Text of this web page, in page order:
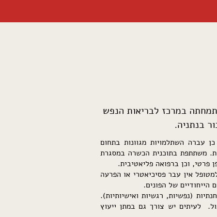
במרכז לבריאות הנפש
בנתניה.
עברה השתלמויות מגוונות בתחום
משתתפת בתוכנית הכשרה במסגרת
פרטי, וכן ברפואה פליאטיבית.
אין עבר פסיכיאטרי או הפרעה
של הפונים.
(נפשיות, רגשיות ואישיותיות).
לעיתים יש צורך גם במתן ייעוץ